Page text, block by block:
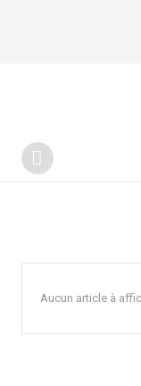
Aucun article à